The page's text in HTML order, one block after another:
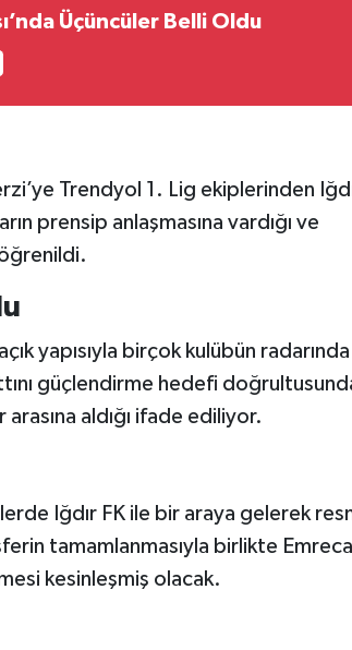
Üçüncüler Belli Oldu
Trendyol 1. Lig ekiplerinden
prensip anlaşmasına vardığı ve
yapısıyla birçok kulübün
güçlendirme hedefi
aldığı ifade ediliyor.
Iğdır FK ile bir araya gelerek
tamamlanmasıyla birlikte
kesinleşmiş olacak.